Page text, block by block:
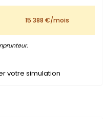
15 388 €/mois
votre simulation